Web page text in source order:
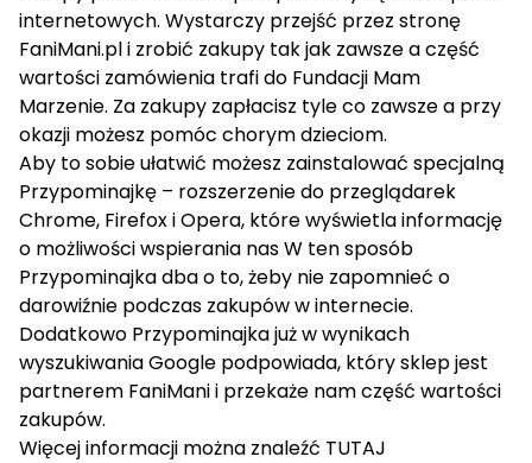
internetowych. Wystarczy przejść przez stronę
FaniMani.pl i zrobić zakupy tak jak zawsze a część
wartości zamówienia trafi do Fundacji Mam
Marzenie. Za zakupy zapłacisz tyle co zawsze a przy
okazji możesz pomóc chorym dzieciom.
Aby to sobie ułatwić możesz zainstalować specjalną
Przypominajkę – rozszerzenie do przeglądarek
Chrome, Firefox i Opera, które wyświetla informację
o możliwości wspierania nas W ten sposób
Przypominajka dba o to, żeby nie zapomnieć o
darowiźnie podczas zakupów w internecie.
Dodatkowo Przypominajka już w wynikach
wyszukiwania Google podpowiada, który sklep jest
partnerem FaniMani i przekaże nam część wartości
zakupów.
Więcej informacji można znaleźć TUTAJ